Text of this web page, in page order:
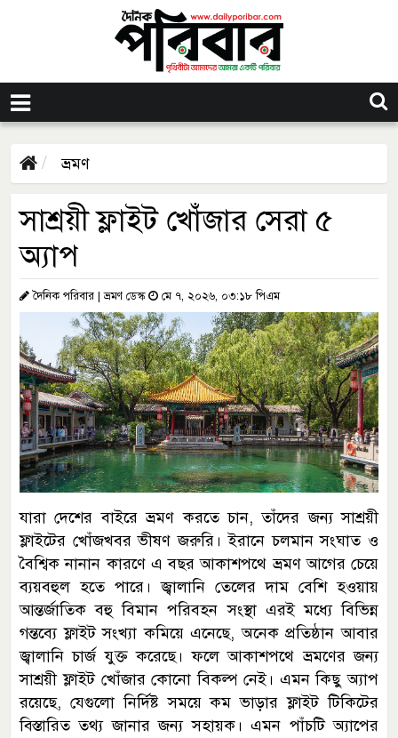
ভ্রমণ
সাশ্রয়ী ফ্লাইট খোঁজার সেরা ৫
অ্যাপ
দৈনিক পরিবার | ভ্রমণ ডেস্ক মে ৭, ২০২৬, ০৩:১৮ পিএম
যারা দেশের বাইরে ভ্রমণ করতে চান, তাঁদের জন্য সাশ্রয়ী
ফ্লাইটের খোঁজখবর ভীষণ জরুরি। ইরানে চলমান সংঘাত ও
বৈশ্বিক নানান কারণে এ বছর আকাশপথে ভ্রমণ আগের চেয়ে
ব্যয়বহুল হতে পারে। জ্বালানি তেলের দাম বেশি হওয়ায়
আন্তর্জাতিক বহু বিমান পরিবহন সংস্থা এরই মধ্যে বিভিন্ন
গন্তব্যে ফ্লাইট সংখ্যা কমিয়ে এনেছে, অনেক প্রতিষ্ঠান আবার
জ্বালানি চার্জ যুক্ত করেছে। ফলে আকাশপথে ভ্রমণের জন্য
সাশ্রয়ী ফ্লাইট খোঁজার কোনো বিকল্প নেই। এমন কিছু অ্যাপ
রয়েছে, যেগুলো নির্দিষ্ট সময়ে কম ভাড়ার ফ্লাইট টিকিটের
বিস্তারিত তথ্য জানার জন্য সহায়ক। এমন পাঁচটি অ্যাপের